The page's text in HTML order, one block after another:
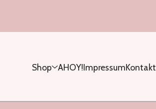
Shop AHOY!ImpressumKontakt